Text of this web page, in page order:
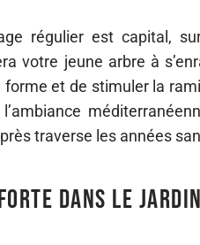
régulier est capital,
votre jeune arbre à
et de stimuler la
traverse les années
dans le jardin